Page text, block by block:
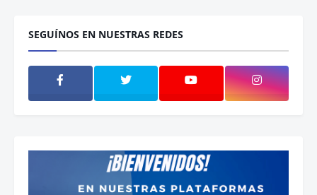
SEGUÍNOS EN NUESTRAS REDES